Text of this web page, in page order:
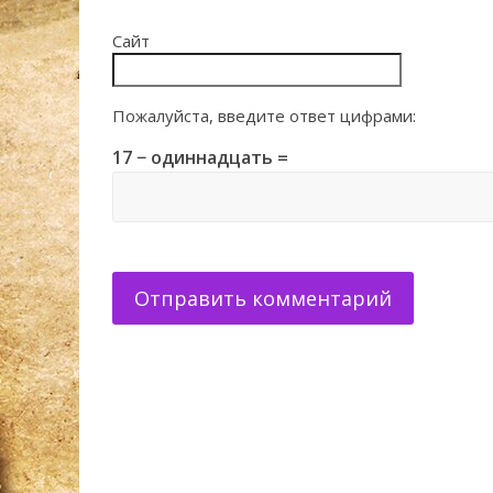
Сайт
Пожалуйста, введите ответ цифрами:
17 − одиннадцать =